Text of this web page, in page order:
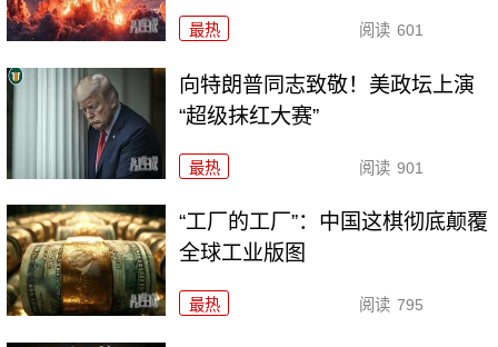
最热 阅读 601
向特朗普同志致敬！美政坛上演
“超级抹红大赛”
最热 阅读 901
“工厂的工厂”：中国这棋彻底颠覆
全球工业版图
最热 阅读 795